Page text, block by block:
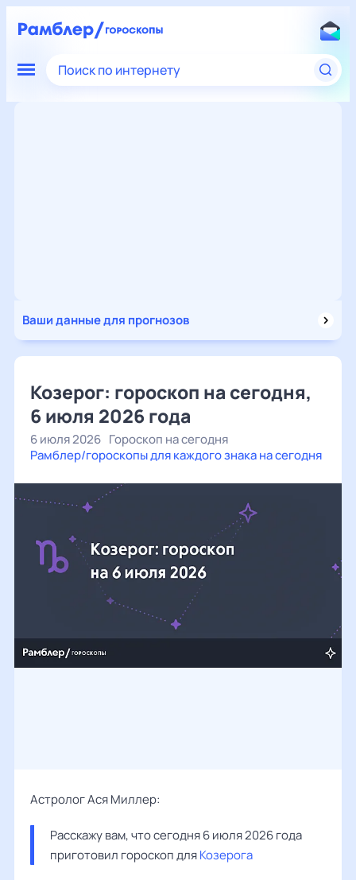
Поиск по интернету
Ваши данные для прогнозов
Козерог: гороскоп на сегодня,
6 июля 2026 года
6 июля 2026 Гороскоп на сегодня
Рамблер/гороскопы для каждого знака на сегодня
Астролог Ася Миллер:
Расскажу вам, что сегодня 6 июля 2026 года
приготовил гороскоп для Козерога